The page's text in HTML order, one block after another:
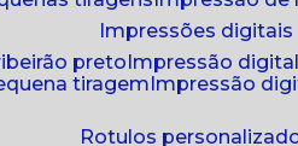
impressões digitais
preto impressão
tiragem impressão
rotulos